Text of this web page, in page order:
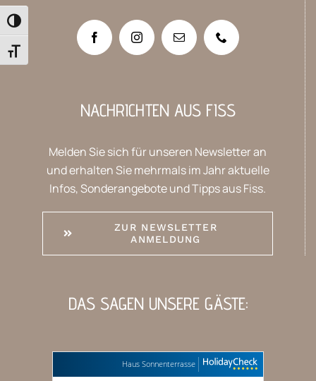
Umschalten auf hohe Kontraste
Schrift vergrößern
NACHRICHTEN AUS FISS
Melden Sie sich für unseren Newsletter an
und erhalten Sie mehrmals im Jahr aktuelle
Infos, Sonderangebote und Tipps aus Fiss.
ZUR NEWSLETTER
ANMELDUNG
DAS SAGEN UNSERE GÄSTE:
Haus Sonnenterrasse